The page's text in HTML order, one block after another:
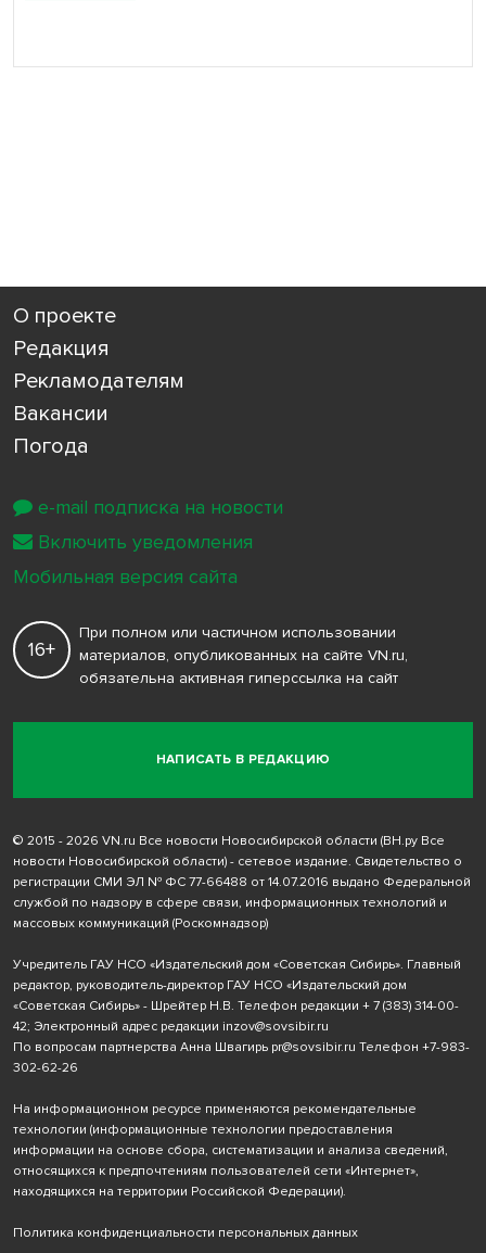
О проекте
Редакция
Рекламодателям
Вакансии
Погода
НАПИСАТЬ В РЕДАКЦИЮ
16+
При полном или частичном использовании
материалов, опубликованных на сайте VN.ru,
обязательна активная гиперссылка на сайт
© 2015 - 2026 VN.ru Все новости Новосибирской области (ВН.ру Все
новости Новосибирской области) - сетевое издание. Свидетельство о
регистрации СМИ ЭЛ № ФС 77-66488 от 14.07.2016 выдано Федеральной
службой по надзору в сфере связи, информационных технологий и
массовых коммуникаций (Роскомнадзор)
Учредитель ГАУ НСО «Издательский дом «Советская Сибирь». Главный
редактор, руководитель-директор ГАУ НСО «Издательский дом
«Советская Сибирь» - Шрейтер Н.В. Телефон редакции + 7 (383) 314-00-
42; Электронный адрес редакции inzov@sovsibir.ru
По вопросам партнерства Анна Швагирь pr@sovsibir.ru Телефон +7-983-
302-62-26
На информационном ресурсе применяются рекомендательные
технологии (информационные технологии предоставления
информации на основе сбора, систематизации и анализа сведений,
относящихся к предпочтениям пользователей сети «Интернет»,
находящихся на территории Российской Федерации).
Политика конфиденциальности персональных данных
e-mail подписка на новости
Включить уведомления
Мобильная версия сайта